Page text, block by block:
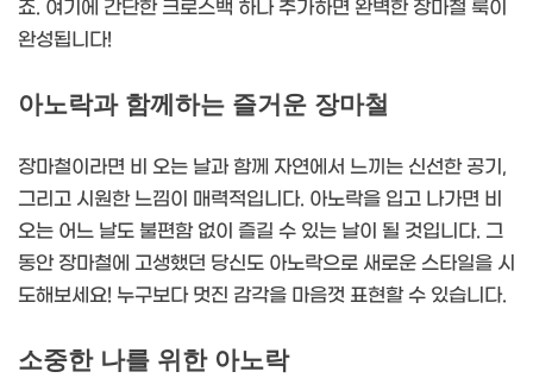
죠. 여기에 간단한 크로스백 하나 추가하면 완벽한 장마철 룩이
완성됩니다!
아노락과 함께하는 즐거운 장마철
장마철이라면 비 오는 날과 함께 자연에서 느끼는 신선한 공기,
그리고 시원한 느낌이 매력적입니다. 아노락을 입고 나가면 비
오는 어느 날도 불편함 없이 즐길 수 있는 날이 될 것입니다. 그
동안 장마철에 고생했던 당신도 아노락으로 새로운 스타일을 시
도해보세요! 누구보다 멋진 감각을 마음껏 표현할 수 있습니다.
소중한 나를 위한 아노락